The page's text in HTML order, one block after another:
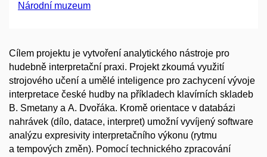
Národní muzeum
Cílem projektu je vytvoření analytického nástroje pro
hudebně interpretační praxi. Projekt zkoumá využití
strojového učení a umělé inteligence pro zachycení vývoje
interpretace české hudby na příkladech klavírních skladeb
B. Smetany a A. Dvořáka. Kromě orientace v databázi
nahrávek (dílo, datace, interpret) umožní vyvíjený software
analýzu expresivity interpretačního výkonu (rytmu
a tempových změn). Pomocí technického zpracování